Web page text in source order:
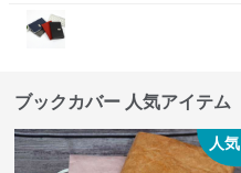
ブックカバー 人気アイテム
人気